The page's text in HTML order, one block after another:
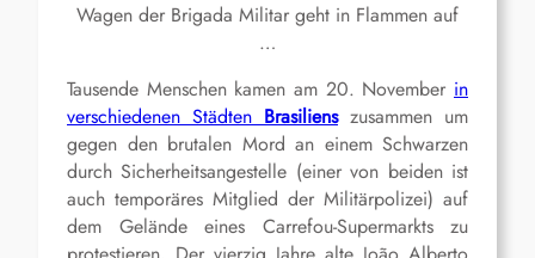
Wagen der Brigada Militar geht in Flammen auf
…
Tausende Menschen kamen am 20. November in
verschiedenen Städten Brasilienszusammen um
gegen den brutalen Mord an einem Schwarzen
durch Sicherheitsangestelle (einer von beiden ist
auch temporäres Mitglied der Militärpolizei) auf
dem Gelände eines Carrefou-Supermarkts zu